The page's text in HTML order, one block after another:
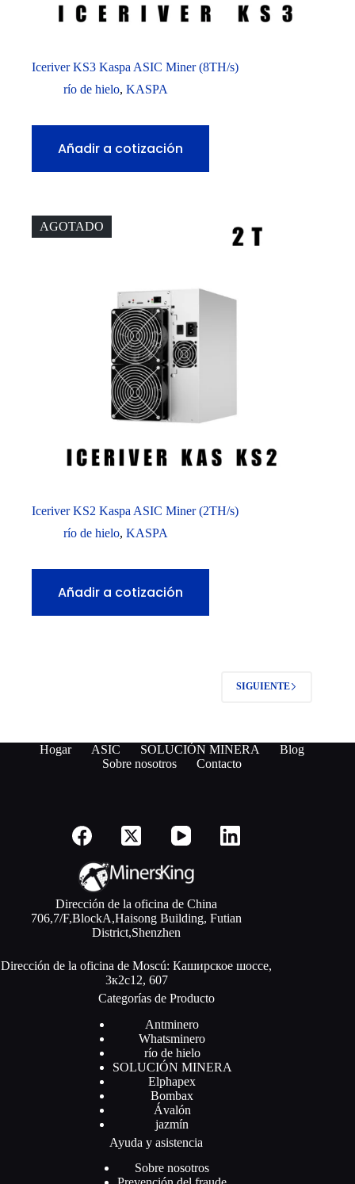
Iceriver KS3 Kaspa ASIC Miner (8TH/s)
río de hielo, KASPA
Añadir a cotización
AGOTADO
Iceriver KS2 Kaspa ASIC Miner (2TH/s)
río de hielo, KASPA
Añadir a cotización
SIGUIENTE
Hogar ASIC SOLUCIÓN MINERA
Blog
Sobre nosotros
Contacto
Dirección de la oficina de China
706,7/F,BlockA,Haisong Building, Futian
District,Shenzhen
Dirección de la oficina de Moscú: Каширское шоссе,
3к2с12, 607
Categorías de Producto
Antminero
Whatsminero
río de hielo
SOLUCIÓN MINERA
Elphapex
Bombax
Ávalón
jazmín
Ayuda y asistencia
Sobre nosotros